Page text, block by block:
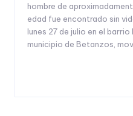
hombre de
edad fue encontrado sin
lunes 27 de julio en el
municipio de Betanzos,